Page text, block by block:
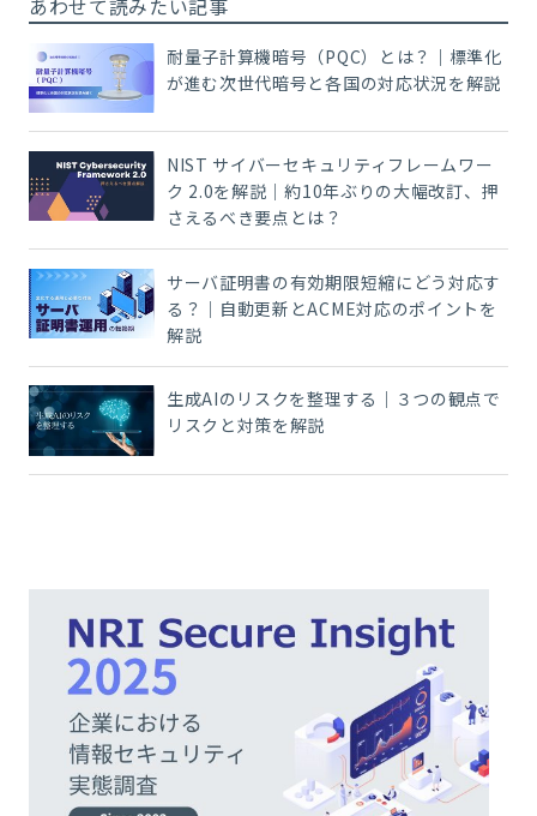
あわせて読みたい記事
耐量子計算機暗号（PQC）とは？｜標準化
が進む次世代暗号と各国の対応状況を解説
NIST サイバーセキュリティフレームワー
ク 2.0を解説｜約10年ぶりの大幅改訂、押
さえるべき要点とは？
サーバ証明書の有効期限短縮にどう対応す
る？｜自動更新とACME対応のポイントを
解説
生成AIのリスクを整理する｜３つの観点で
リスクと対策を解説